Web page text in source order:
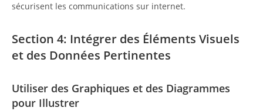
sécurisent les communications sur internet.
Section 4: Intégrer des Éléments Visuels
et des Données Pertinentes
Utiliser des Graphiques et des Diagrammes
pour Illustrer